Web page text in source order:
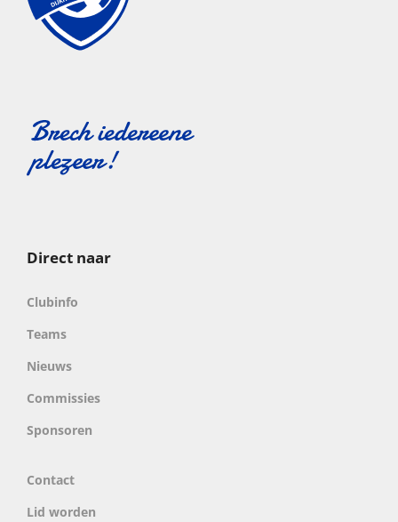
Direct naar
Clubinfo
Teams
Nieuws
Commissies
Sponsoren
Contact
Lid worden